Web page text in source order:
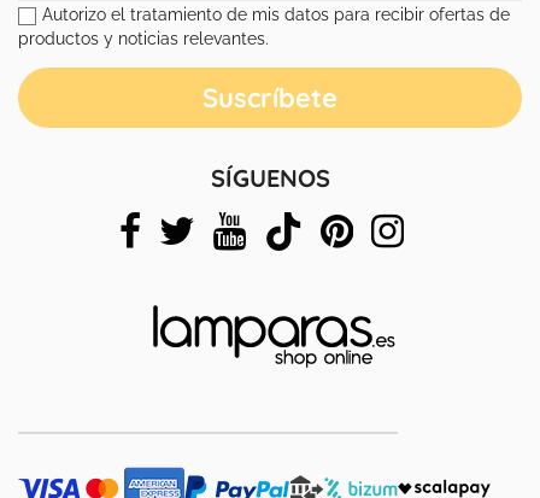
Autorizo el tratamiento de mis datos para recibir ofertas de
productos y noticias relevantes.
SÍGUENOS